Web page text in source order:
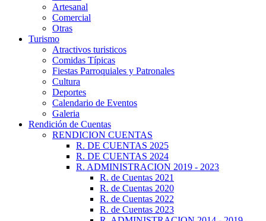
Artesanal
Comercial
Otras
Turismo
Atractivos turisticos
Comidas Típicas
Fiestas Parroquiales y Patronales
Cultura
Deportes
Calendario de Eventos
Galeria
Rendición de Cuentas
RENDICION CUENTAS
R. DE CUENTAS 2025
R. DE CUENTAS 2024
R. ADMINISTRACION 2019 - 2023
R. de Cuentas 2021
R. de Cuentas 2020
R. de Cuentas 2022
R. de Cuentas 2023